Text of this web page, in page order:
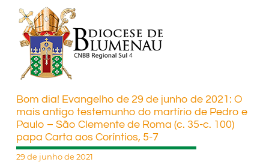
Bom dia! Evangelho de 29 de junho de 2021: O
mais antigo testemunho do martírio de Pedro e
Paulo – São Clemente de Roma (c. 35-c. 100)
papa Carta aos Coríntios, 5-7
29 de junho de 2021